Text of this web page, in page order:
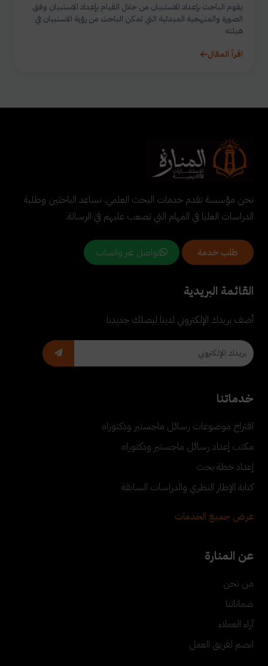
يقوم الباحث بإعداد الاستبيان من خلال القيام بإعداد الاستبيان وفق
الصورة والمنهجية المبدئية التي تمكن الباحث من رؤية الاستبيان في
هيئته
اقرأ المقال
نحن مؤسسة تقدم خدمات البحث العلمي. نساعد الباحثين وطلبة
الدراسات العليا في المهام التي تصعب عليهم في الرسالة.
طلب خدمة تواصل عبر واتساب
القائمة البريدية
أضف بريدك الإلكتروني لدينا ليصلك جديدنا
خدماتنا
اقتراح موضوعات رسائل ماجستير ودكتوراه
مكتب إعداد رسائل ماجستير ودكتوراه
إعداد خطة بحث
كتابة الإطار النظري والدراسات السابقة
عرض جميع الخدمات
عن المنارة
من نحن
ضماناتنا
آراء العملاء
انضم لفريق العمل